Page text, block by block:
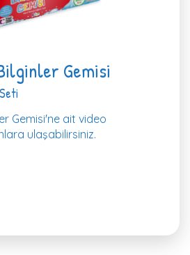
Gemisi
Gemisi'ne ait video
ulaşabilirsiniz.